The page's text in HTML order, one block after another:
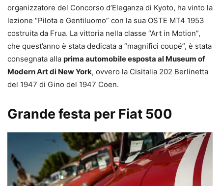
organizzatore del Concorso d’Eleganza di Kyoto, ha vinto la
lezione “Pilota e Gentiluomo” con la sua OSTE MT4 1953
costruita da Frua. La vittoria nella classe “Art in Motion”,
che quest’anno è stata dedicata a “magnifici coupé”, è stata
consegnata alla prima automobile esposta al Museum of
Modern Art di New York, ovvero la Cisitalia 202 Berlinetta
del 1947 di Gino del 1947 Coen.
Grande festa per Fiat 500